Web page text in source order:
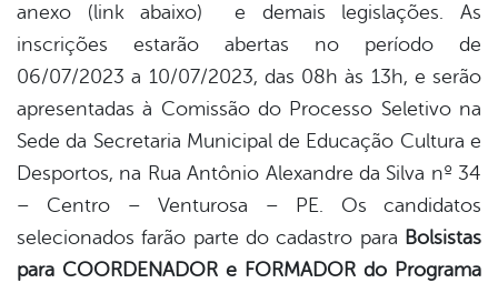
anexo (link abaixo) e demais legislações. As
inscrições estarão abertas no período de
06/07/2023 a 10/07/2023, das 08h às 13h, e serão
apresentadas à Comissão do Processo Seletivo na
Sede da Secretaria Municipal de Educação Cultura e
Desportos, na Rua Antônio Alexandre da Silva nº 34
– Centro – Venturosa – PE. Os candidatos
selecionados farão parte do cadastro para Bolsistas
para COORDENADOR e FORMADOR do Programa